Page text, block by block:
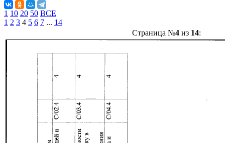
1 10 20 50 ВСЕ
1 2 3 4 5 6 7 ... 14
Страница №4из 14: